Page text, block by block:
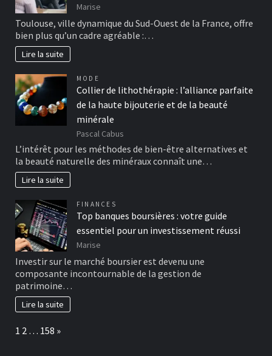
Marise
Toulouse, ville dynamique du Sud-Ouest de la France, offre
bien plus qu’un cadre agréable :…
Lire la suite
MODE
Collier de lithothérapie : l’alliance parfaite
de la haute bijouterie et de la beauté
minérale
Pascal Cabus
L’intérêt pour les méthodes de bien-être alternatives et
la beauté naturelle des minéraux connaît une…
Lire la suite
FINANCES
Top banques boursières : votre guide
essentiel pour un investissement réussi
Marise
Investir sur le marché boursier est devenu une
composante incontournable de la gestion de
patrimoine…
Lire la suite
Page:
1 2 … 158 Next
»